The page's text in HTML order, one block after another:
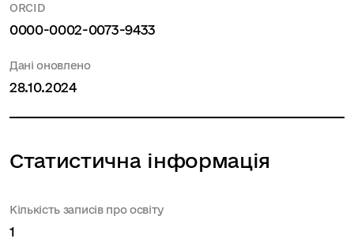
ORCID
0000-0002-0073-9433
Дані оновлено
28.10.2024
Статистична інформація
Кількість записів про освіту
1